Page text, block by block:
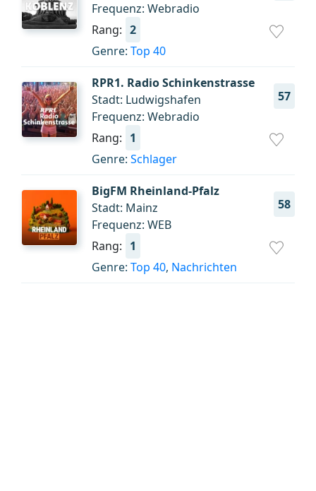
Frequenz: Webradio
Rang: 2
Genre: Top 40
RPR1. Radio Schinkenstrasse
57
Stadt: Ludwigshafen
Frequenz: Webradio
Rang: 1
Genre: Schlager
BigFM Rheinland-Pfalz
58
Stadt: Mainz
Frequenz: WEB
Rang: 1
Genre: Top 40, Nachrichten